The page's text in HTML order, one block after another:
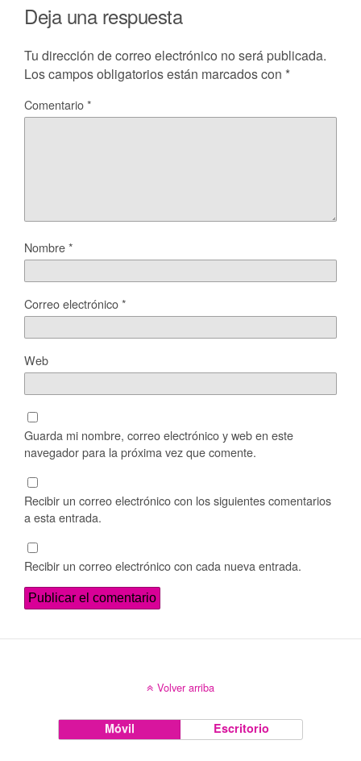
Deja una respuesta
Tu dirección de correo electrónico no será publicada.
Los campos obligatorios están marcados con *
Comentario*
Nombre*
Correo electrónico*
Web
Guarda mi nombre, correo electrónico y web en este
navegador para la próxima vez que comente.
Recibir un correo electrónico con los siguientes comentarios
a esta entrada.
Recibir un correo electrónico con cada nueva entrada.
Volver arriba
Móvil Escritorio